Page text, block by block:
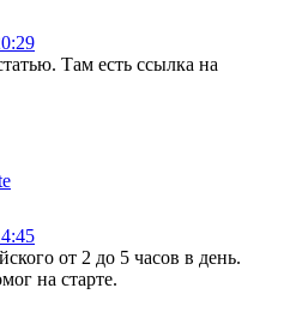
Там есть ссылка на
от 2 до 5 часов в день.
на старте.